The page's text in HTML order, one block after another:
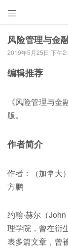

风险管理与金
2019年5月25日 下午
编辑推荐
《风险管理与
版。
作者简介
作者：（加拿大
方鹏
约翰·赫尔（
理学院，曾在衍
表多篇文章，曾